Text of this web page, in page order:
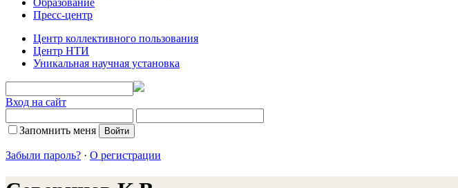
Пресс-центр
Центр коллективного пользования
Центр НТИ
Уникальная научная установка
Вход на сайт
Запомнить меня
Забыли пароль? · О регистрации